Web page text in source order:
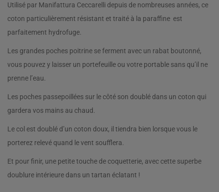
Utilisé par Manifattura Ceccarelli depuis de nombreuses années, ce
coton particulièrement résistant et traité à la paraffine est
parfaitement hydrofuge.
Les grandes poches poitrine se ferment avec un rabat boutonné,
vous pouvez y laisser un portefeuille ou votre portable sans qu’il ne
prenne l’eau.
Les poches passepoillées sur le côté son doublé dans un coton qui
gardera vos mains au chaud.
Le col est doublé d’un coton doux, il tiendra bien lorsque vous le
porterez relevé quand le vent soufflera.
Et pour finir, une petite touche de coquetterie, avec cette superbe
doublure intérieure dans un tartan éclatant !